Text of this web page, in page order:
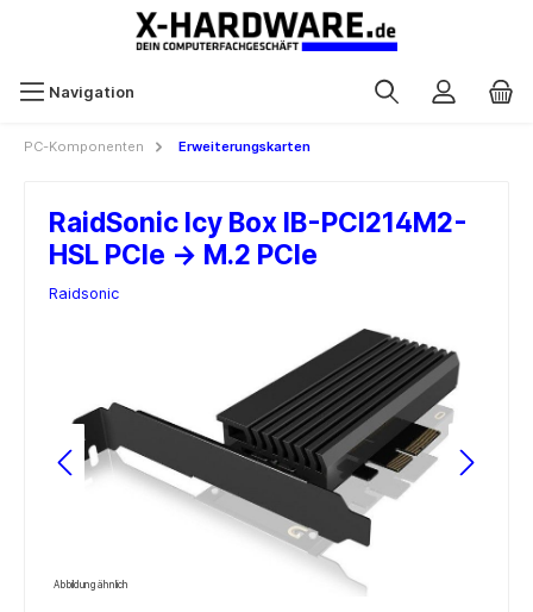
Navigation
PC-Komponenten Erweiterungskarten
RaidSonic Icy Box IB-PCI214M2-
HSL PCIe -> M.2 PCIe
Raidsonic
Abbildung ähnlich